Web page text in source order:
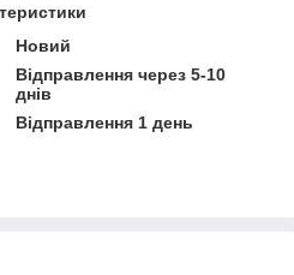
Новий
Відправлення через 5-10
днів
Відправлення 1 день